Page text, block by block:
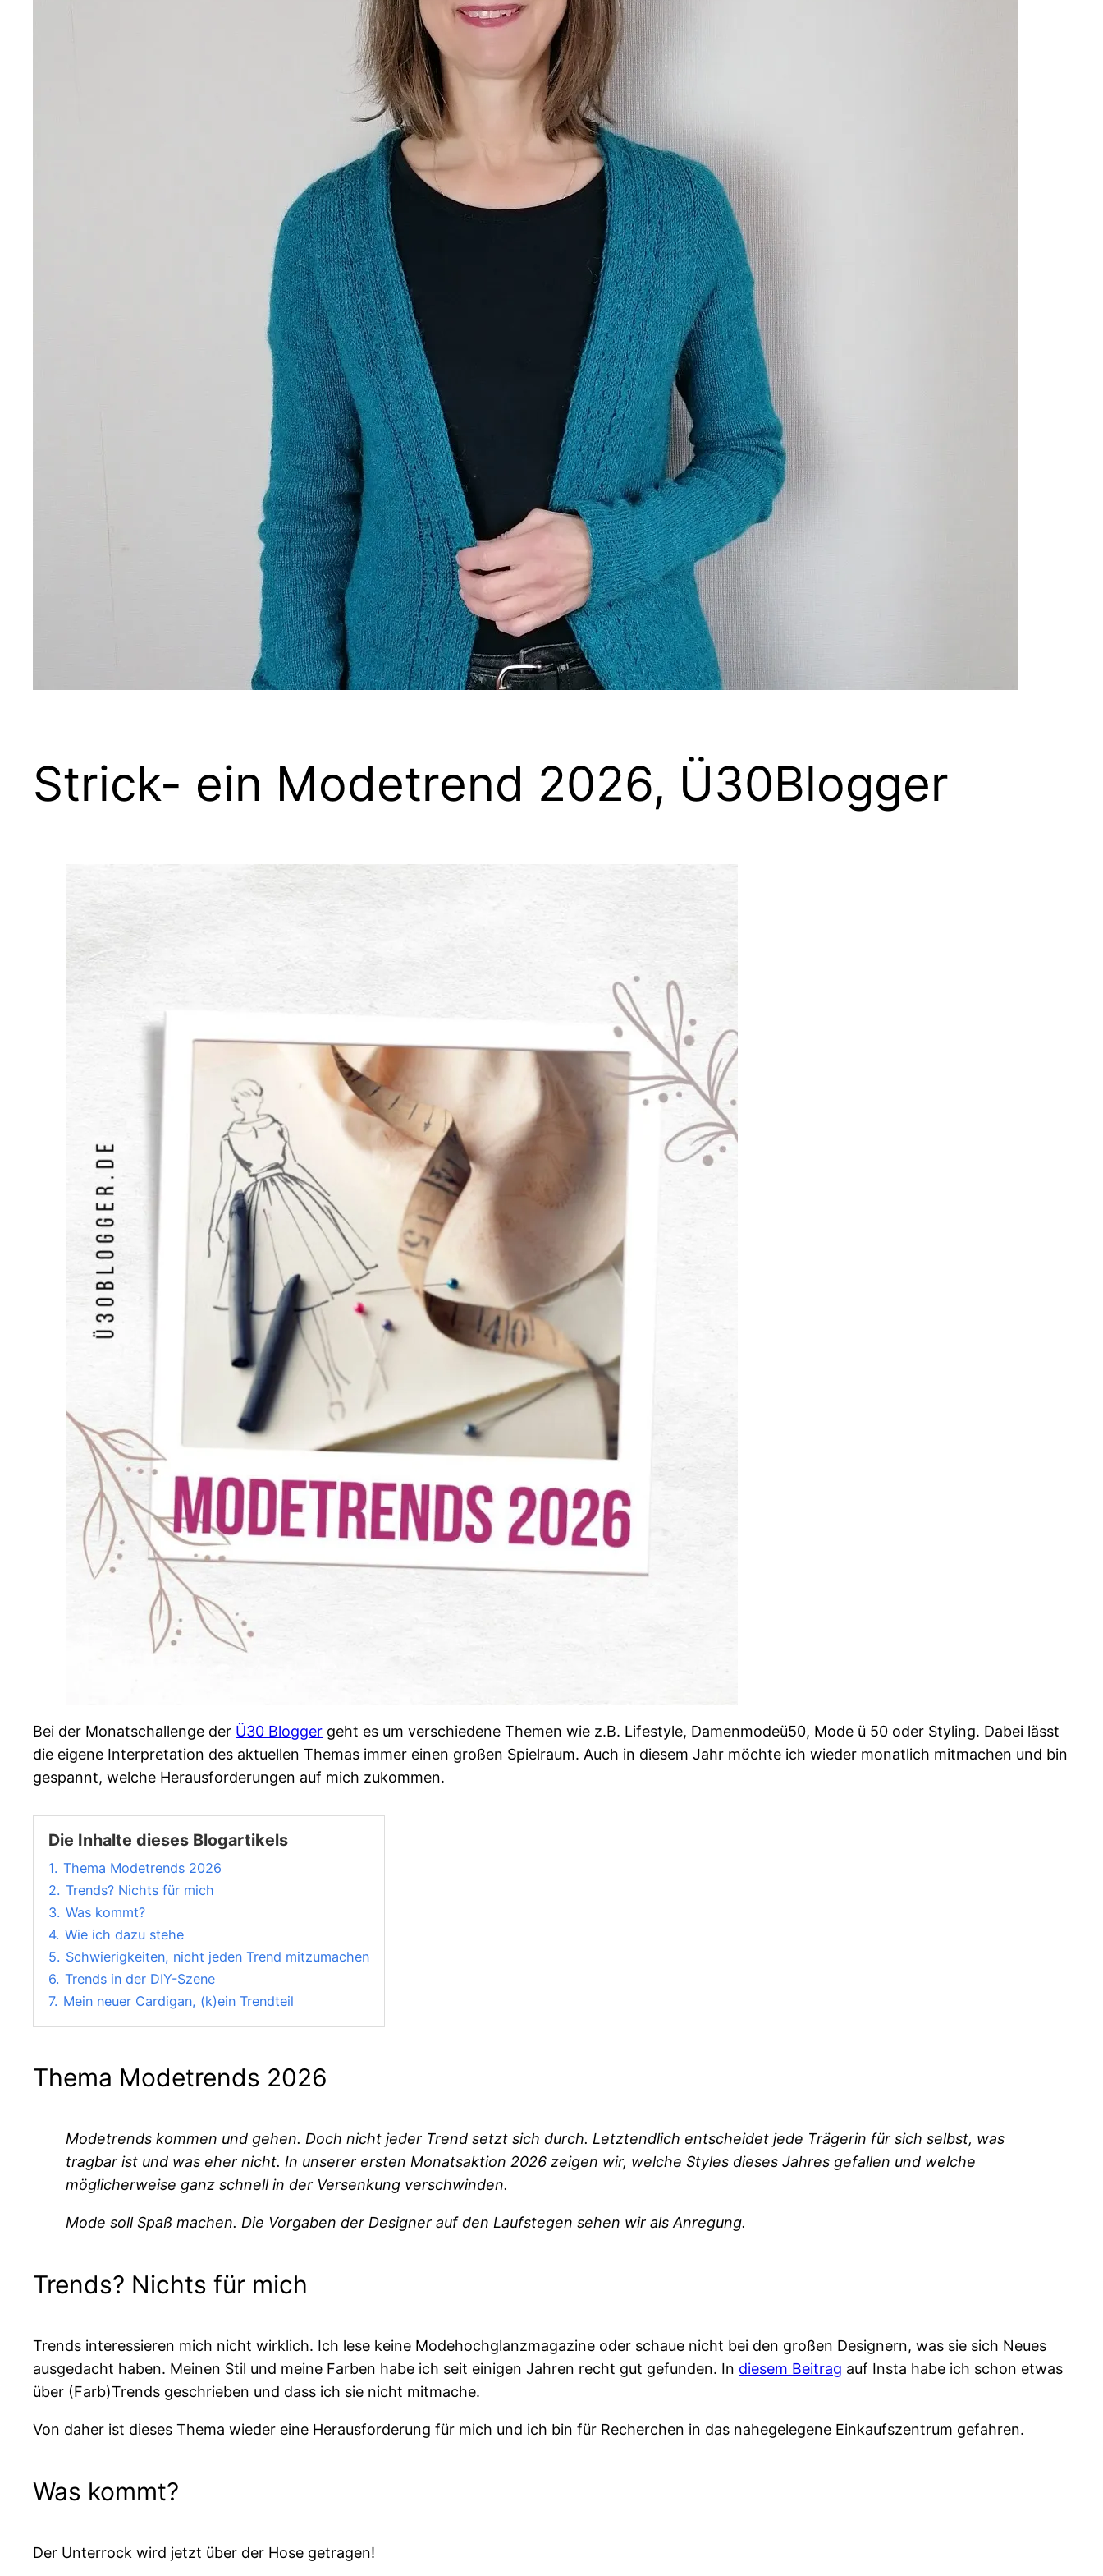
Strick- ein Modetrend 2026, Ü30Blogger
Bei der Monatschallenge der Ü30 Blogger geht es um verschiedene Themen wie z.B. Lifestyle, Damenmodeü50, Mode ü 50 oder Styling. Dabei lässt
die eigene Interpretation des aktuellen Themas immer einen großen Spielraum. Auch in diesem Jahr möchte ich wieder monatlich mitmachen und bin
gespannt, welche Herausforderungen auf mich zukommen.
Die Inhalte dieses Blogartikels
1. Thema Modetrends 2026
2. Trends? Nichts für mich
3. Was kommt?
4. Wie ich dazu stehe
5. Schwierigkeiten, nicht jeden Trend mitzumachen
6. Trends in der DIY-Szene
7. Mein neuer Cardigan, (k)ein Trendteil
Thema Modetrends 2026
Modetrends kommen und gehen. Doch nicht jeder Trend setzt sich durch. Letztendlich entscheidet jede Trägerin für sich selbst, was
tragbar ist und was eher nicht. In unserer ersten Monatsaktion 2026 zeigen wir, welche Styles dieses Jahres gefallen und welche
möglicherweise ganz schnell in der Versenkung verschwinden.
Mode soll Spaß machen. Die Vorgaben der Designer auf den Laufstegen sehen wir als Anregung.
Trends? Nichts für mich
Trends interessieren mich nicht wirklich. Ich lese keine Modehochglanzmagazine oder schaue nicht bei den großen Designern, was sie sich Neues
ausgedacht haben. Meinen Stil und meine Farben habe ich seit einigen Jahren recht gut gefunden. In diesem Beitrag auf Insta habe ich schon etwas
über (Farb)Trends geschrieben und dass ich sie nicht mitmache.
Von daher ist dieses Thema wieder eine Herausforderung für mich und ich bin für Recherchen in das nahegelegene Einkaufszentrum gefahren.
Was kommt?
Der Unterrock wird jetzt über der Hose getragen!